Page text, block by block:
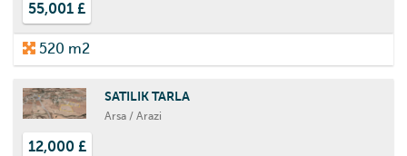
55,001 £
520 m2
SATILIK TARLA
Arsa / Arazi
12,000 £